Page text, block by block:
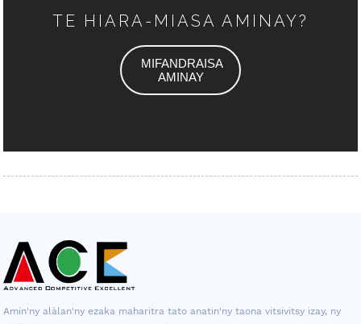
TE HIARA-MIASA AMINAY?
MIFANDRAISA
AMINAY
Amin'ny alàlan'ny ezaka maharitra tato anatin'ny taona vitsivitsy izay, ny